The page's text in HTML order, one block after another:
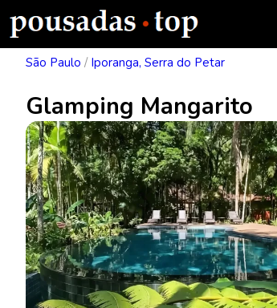
São Paulo / Iporanga, Serra do Petar
Glamping Mangarito